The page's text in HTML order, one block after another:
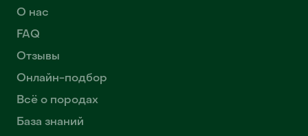
О нас
FAQ
Отзывы
Онлайн-подбор
Всё о породах
База знаний